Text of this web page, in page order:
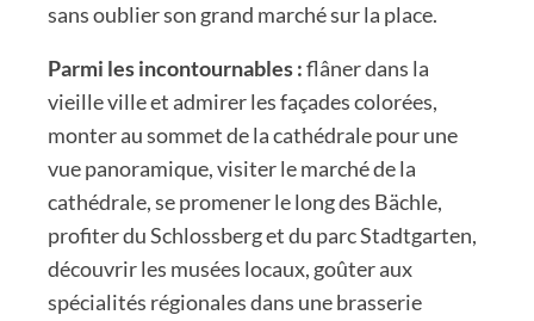
sans oublier son grand marché sur la place.
Parmi les incontournables :flâner dans la
vieille ville et admirer les façades colorées,
monter au sommet de la cathédrale pour une
vue panoramique, visiter le marché de la
cathédrale, se promener le long des Bächle,
profiter du Schlossberg et du parc Stadtgarten,
découvrir les musées locaux, goûter aux
spécialités régionales dans une brasserie